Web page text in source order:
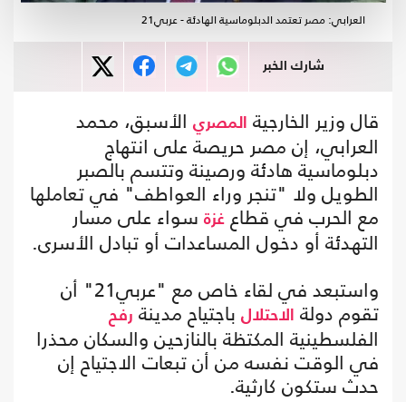
العرابي: مصر تعتمد الدبلوماسية الهادئة - عربي21
شارك الخبر
قال وزير الخارجية المصري الأسبق، محمد
العرابي، إن مصر حريصة على انتهاج
دبلوماسية هادئة ورصينة وتتسم بالصبر
الطويل ولا "تنجر وراء العواطف" في تعاملها
مع الحرب في قطاع غزة سواء على مسار
التهدئة أو دخول المساعدات أو تبادل الأسرى.
واستبعد في لقاء خاص مع "عربي21" أن
تقوم دولة الاحتلال باجتياح مدينة رفح
الفلسطينية المكتظة بالنازحين والسكان محذرا
في الوقت نفسه من أن تبعات الاجتياح إن
حدث ستكون كارثية.